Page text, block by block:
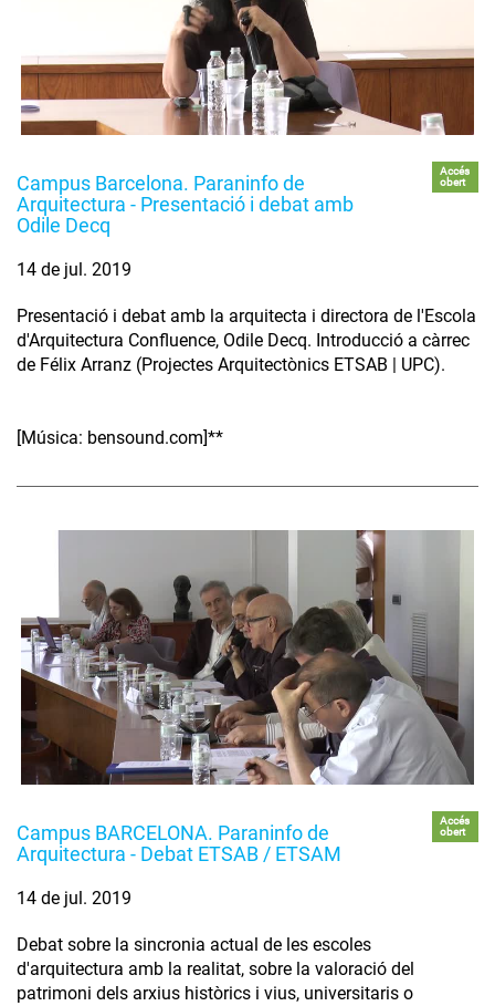
Campus Barcelona. Paraninfo de
Arquitectura - Presentació i debat amb
Odile Decq
Accés
obert
14 de jul. 2019
Presentació i debat amb la arquitecta i directora de l'Escola
d'Arquitectura Confluence, Odile Decq. Introducció a càrrec
de Félix Arranz (Projectes Arquitectònics ETSAB | UPC).
[Música: bensound.com]**
Campus BARCELONA. Paraninfo de
Arquitectura - Debat ETSAB / ETSAM
Accés
obert
14 de jul. 2019
Debat sobre la sincronia actual de les escoles
d'arquitectura amb la realitat, sobre la valoració del
patrimoni dels arxius històrics i vius, universitaris o